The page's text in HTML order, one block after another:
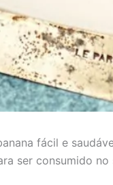
fácil e
ser consumido